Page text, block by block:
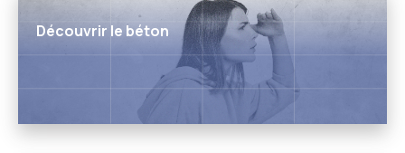
Découvrir le béton